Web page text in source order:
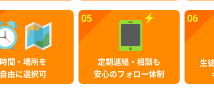
時間・場所を
自由に選択可
05
定期連絡・相談も
安心のフォロー体制
06
生